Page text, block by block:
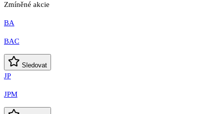
Zmíněné akcie
BA
BAC
Sledovat
JP
JPM